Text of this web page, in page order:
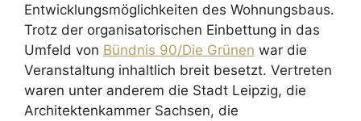
Entwicklungsmöglichkeiten des Wohnungsbaus.
Trotz der organisatorischen Einbettung in das
Umfeld von Bündnis 90/Die Grünen war die
Veranstaltung inhaltlich breit besetzt. Vertreten
waren unter anderem die Stadt Leipzig, die
Architektenkammer Sachsen, die